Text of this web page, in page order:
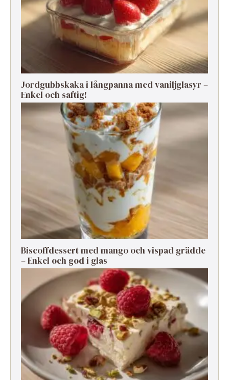
Jordgubbskaka i långpanna med vaniljglasyr –
Enkel och saftig!
Biscoffdessert med mango och vispad grädde
– Enkel och god i glas